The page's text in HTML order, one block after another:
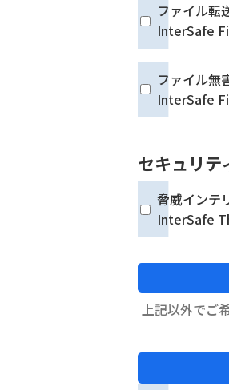
ファイル転
InterSafe
ファイル無
InterSafe
セキュリテ
脅威インテ
InterSafe